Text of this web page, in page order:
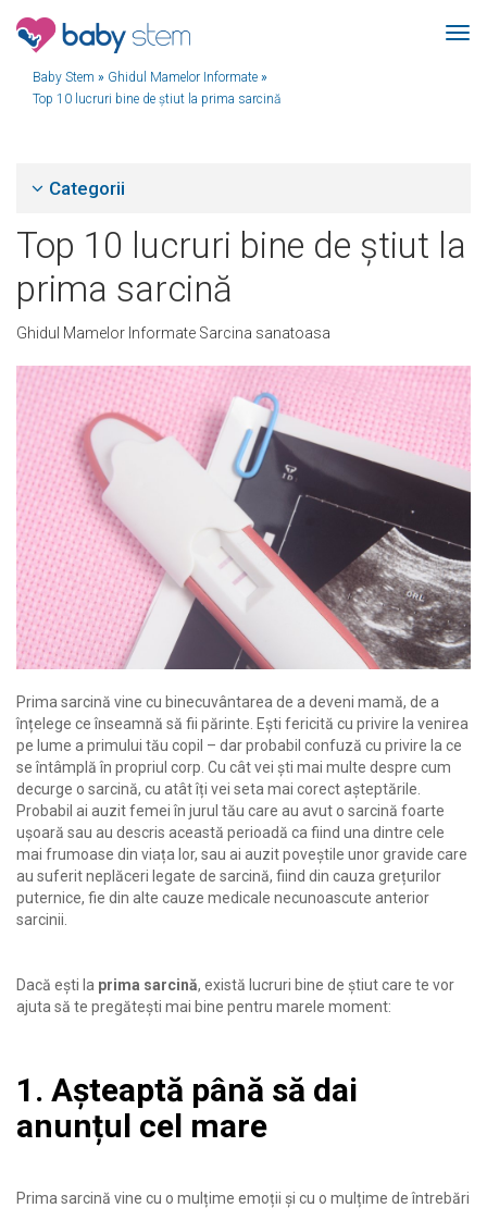
Baby Stem » Ghidul Mamelor Informate »
Top 10 lucruri bine de știut la prima sarcină
Categorii
Top 10 lucruri bine de știut la
prima sarcină
Ghidul Mamelor Informate Sarcina sanatoasa
Prima sarcină vine cu binecuvântarea de a deveni mamă, de a
înțelege ce înseamnă să fii părinte. Ești fericită cu privire la venirea
pe lume a primului tău copil – dar probabil confuză cu privire la ce
se întâmplă în propriul corp. Cu cât vei ști mai multe despre cum
decurge o sarcină, cu atât îți vei seta mai corect așteptările.
Probabil ai auzit femei în jurul tău care au avut o sarcină foarte
ușoară sau au descris această perioadă ca fiind una dintre cele
mai frumoase din viața lor, sau ai auzit poveștile unor gravide care
au suferit neplăceri legate de sarcină, fiind din cauza grețurilor
puternice, fie din alte cauze medicale necunoascute anterior
sarcinii.
Dacă ești la prima sarcină, există lucruri bine de știut care te vor
ajuta să te pregătești mai bine pentru marele moment:
1. Așteaptă până să dai
anunțul cel mare
Prima sarcină vine cu o mulțime emoții și cu o mulțime de întrebări